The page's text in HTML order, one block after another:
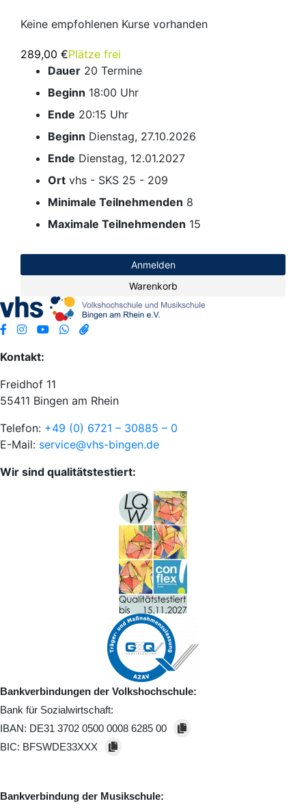
Keine empfohlenen Kurse vorhanden
289,00 €Plätze frei
Dauer 20 Termine
Beginn 18:00 Uhr
Ende 20:15 Uhr
Beginn Dienstag, 27.10.2026
Ende Dienstag, 12.01.2027
Ort vhs - SKS 25 - 209
Minimale Teilnehmenden 8
Maximale Teilnehmenden 15
Anmelden
Warenkorb
Kontakt:
Freidhof 11
55411 Bingen am Rhein
Telefon: +49 (0) 6721 – 30885 – 0
E-Mail: service@vhs-bingen.de
Wir sind qualitätstestiert:
Bankverbindungen der Volkshochschule:
Bank für Sozialwirtschaft:
IBAN: DE31 3702 0500 0008 6285 00
BIC: BFSWDE33XXX
Bankverbindung der Musikschule: